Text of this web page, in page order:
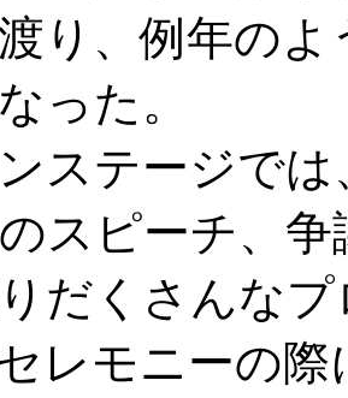
り、例年の
った。
ステージでは
スピーチ、
だくさんな
レモニーの際